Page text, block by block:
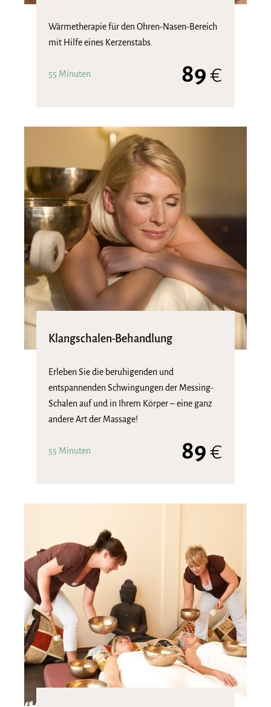
Wärmetherapie für den Ohren-Nasen-Bereich
mit Hilfe eines Kerzenstabs.
55 Minuten 89€
Klangschalen-Behandlung
Erleben Sie die beruhigenden und
entspannenden Schwingungen der Messing-
Schalen auf und in Ihrem Körper – eine ganz
andere Art der Massage!
55 Minuten 89€